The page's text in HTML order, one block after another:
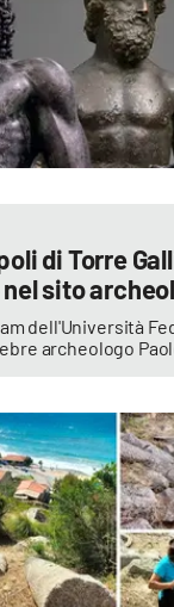
di Torre
sito
dell'Università
archeologo